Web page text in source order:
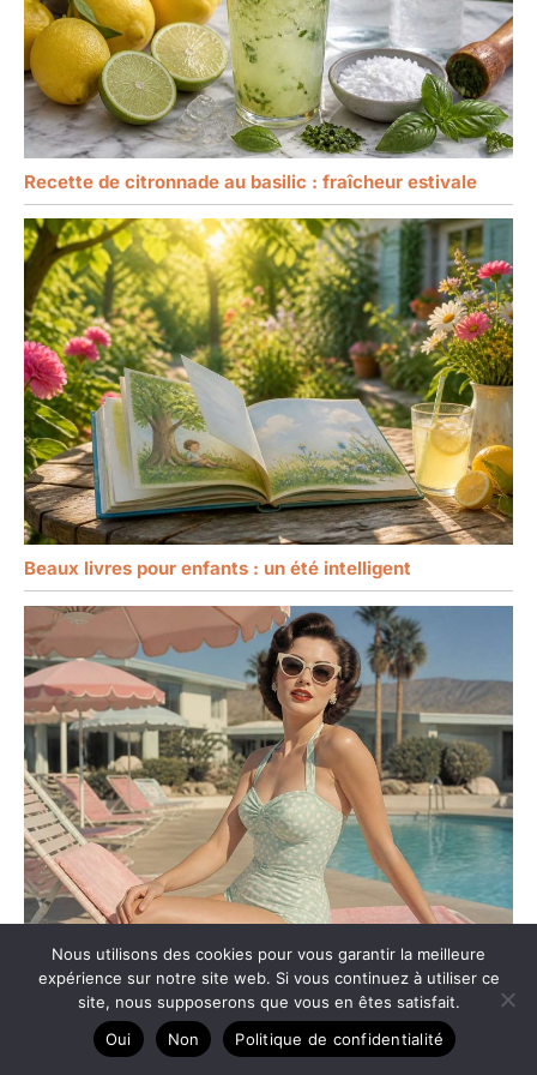
Recette de citronnade au basilic : fraîcheur estivale
Beaux livres pour enfants : un été intelligent
Mode et déco : la tendance des nageuses rétro
Nous utilisons des cookies pour vous garantir la meilleure
expérience sur notre site web. Si vous continuez à utiliser ce
site, nous supposerons que vous en êtes satisfait.
Oui
Non Politique de confidentialité